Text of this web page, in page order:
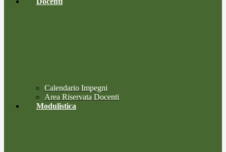
Calendario Impegni
Area Riservata Docenti
Modulistica